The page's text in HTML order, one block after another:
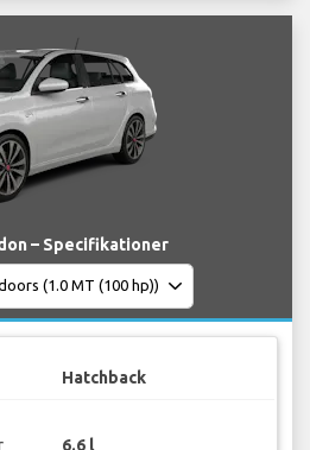
– Specifikationer
Hatchback
6.6 l